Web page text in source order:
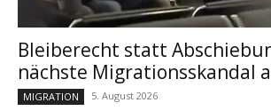
Bleiberecht statt
nächste Migrationsskandal
MIGRATION 5. August 2026